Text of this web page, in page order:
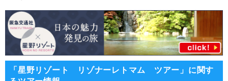
「星野リゾート リゾナーレトマム ツアー」に関す